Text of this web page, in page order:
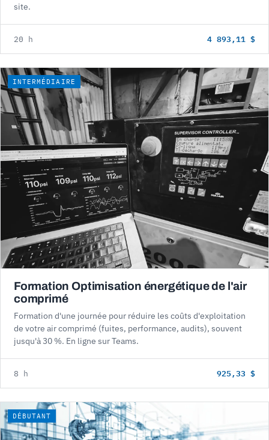
site.
20 h 4 893,11 $
INTERMÉDIAIRE
Formation Optimisation énergétique de l'air
comprimé
Formation d'une journée pour réduire les coûts d'exploitation
de votre air comprimé (fuites, performance, audits), souvent
jusqu'à 30 %. En ligne sur Teams.
8 h 925,33 $
DÉBUTANT